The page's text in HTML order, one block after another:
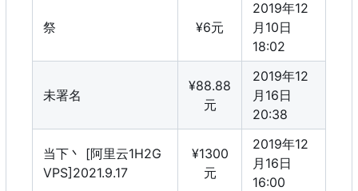
祭 ¥6元
2019年12
月10日
18:02
未署名
¥88.88
元
2019年12
月16日
20:38
当下丶 [阿里云1H2G
VPS]2021.9.17
¥1300
元
2019年12
月16日
16:00